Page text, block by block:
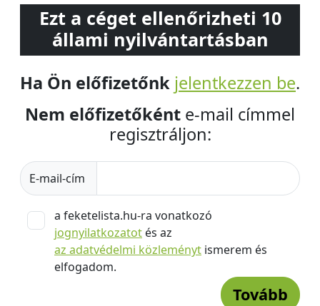
Ezt a céget ellenőrizheti 10
állami nyilvántartásban
Ha Ön előfizetőnk jelentkezzen be.
Nem előfizetőként e-mail címmel
regisztráljon:
E-mail-cím
a feketelista.hu-ra vonatkozó
jognyilatkozatot és az
az adatvédelmi közleményt ismerem és
elfogadom.
Tovább